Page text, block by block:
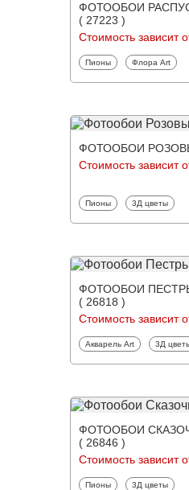
ФОТООБОИ
( 27223 )
Стоимость зависит
Фотообои
Пионы Фотообои
Флора Art
ФОТООБОИ
Стоимость зависит
Фотообои
Пионы Фотообои
3Д цветы
ФОТООБОИ
( 26818 )
Стоимость зависит
Фотообои
Акварель Art 3Д
ФОТООБОИ
( 26846 )
Стоимость зависит
Фотообои
Пионы Фотообои
3Д цветы